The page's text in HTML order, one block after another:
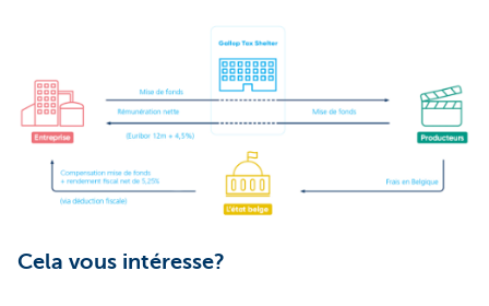
Cela vous intéresse?